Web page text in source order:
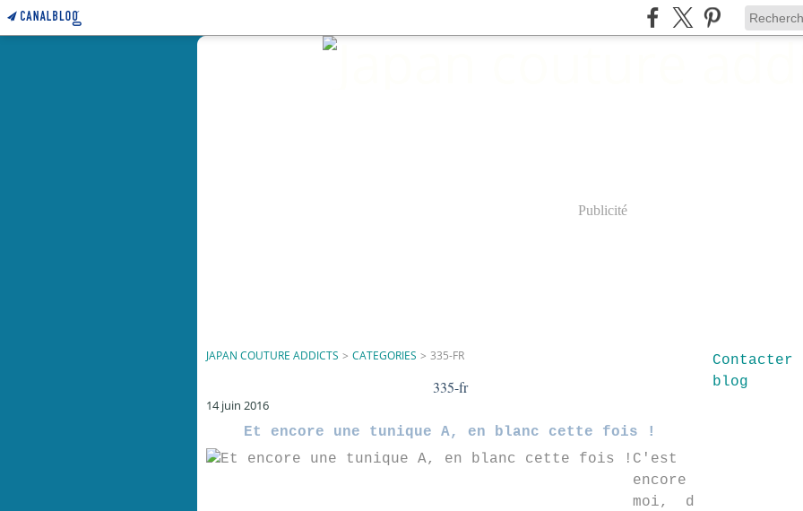
Publicité
JAPAN COUTURE ADDICTS > CATEGORIES > 335-FR
335-fr
14 juin 2016
Et encore une tunique A, en blanc cette fois !
C'est
encore
moi, d
blog